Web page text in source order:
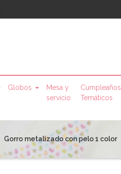
Globos
Mesa y
servicio
Cumpleaños
Temáticos
Gorro metalizado con pelo 1 color